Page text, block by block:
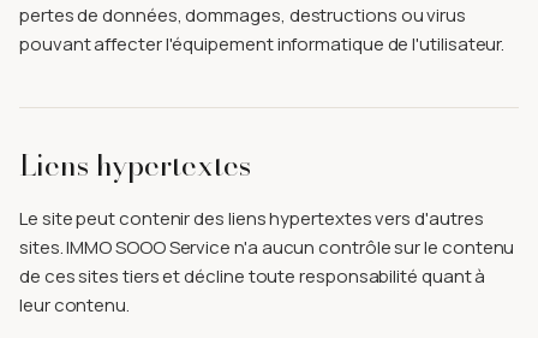
pertes de données, dommages, destructions ou virus
pouvant affecter l'équipement informatique de l'utilisateur.
Liens hypertextes
Le site peut contenir des liens hypertextes vers d'autres
sites. IMMO SOOO Service n'a aucun contrôle sur le contenu
de ces sites tiers et décline toute responsabilité quant à
leur contenu.